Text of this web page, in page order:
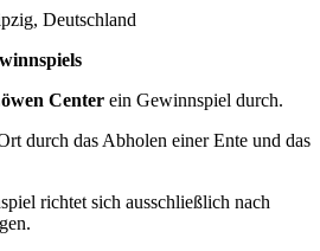
Deutschland
Center ein Gewinnspiel durch.
durch das Abholen einer Ente und das
richtet sich ausschließlich nach